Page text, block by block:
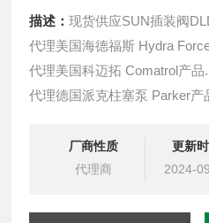
描述：现货供应SUN插装阀
代理美国海德福斯 Hydra
代理美国科迈拓 Comatrol产品.
代理德国派克柱塞泵 Parker产
液压油缸，经销力士乐、派克
厂商性质
代理商
更新
2024-